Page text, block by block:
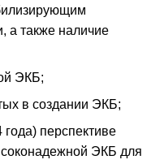
а также наличие
ЭКБ;
в создании ЭКБ;
перспективе
ЭКБ для